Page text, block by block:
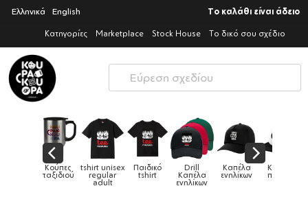
Ελληνικά English Το καλάθι είναι άδειο
Κατηγορίες Marketplace Stock House Το δικό σου σχέδιο
Παιδικό
tshirt
Drill
Καπέλα
ενηλίκων
Καπέλα
ενηλίκων
Καπέλα
παιδικά Κούπες Κούπες
ειδικές